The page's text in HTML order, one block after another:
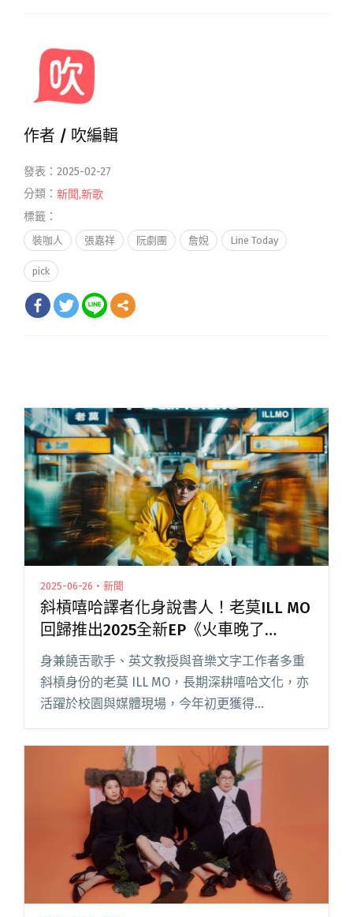
作者 / 吹編輯
發表：2025-02-27
分類： 新聞,新歌
標籤：
裝咖人 張嘉祥 阮劇團 詹婗 Line Today
pick
2025-06-26・新聞
斜槓嘻哈譯者化身說書人！老莫ILL MO
回歸推出2025全新EP《火車晚了
Trainslate》
身兼饒舌歌手、英文教授與音樂文字工作者多重
斜槓身份的老莫 ILL MO，長期深耕嘻哈文化，亦
活躍於校園與媒體現場，今年初更獲得
「StreetVoice 街聲年度音樂趨勢大獎」的評審團
推薦為年度音樂人。繼翻譯美國傳奇饒舌歌手
2Pac 的傳記閱讀全文 "斜槓嘻哈譯者化身說書
人！老莫ILL MO回歸推出2025全新EP《火車晚了
Trainslate》"